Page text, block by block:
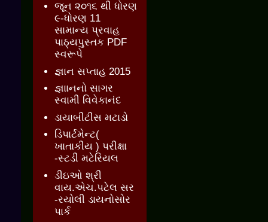
જૂન ૨૦૧૬ થી ધોરણ
૯-ધોરણ 11
સામાન્ય પ્રવાહ
પાઠ્યપુસ્તક PDF
સ્વરૂપે
જ્ઞાન સપ્તાહ 2015
જ્ઞાાનનો સાગર
સ્વામી વિવેકાનંદ
ડાયાબીટીસ મટાડો
ડિપાર્ટમેન્ટ(
ખાતાકીય ) પરીક્ષા
-સ્ટડી મટેરિયલ
ડીઇઓ શ્રી
વાય.એચ.પટેલ સર
-રયોલી ડાયનોસોર
પાર્ક